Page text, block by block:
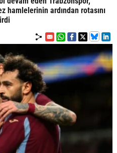
hamlelerinin ardından rotasını